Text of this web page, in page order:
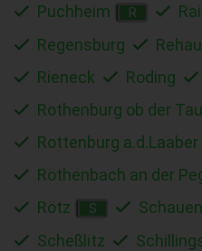
Puchheim
R
Regensburg
Rehau
Rieneck
Roding
Rothenburg ob der
Rottenburg a.d.Laaber
Röthenbach an der
Rötz
S
Scheßlitz